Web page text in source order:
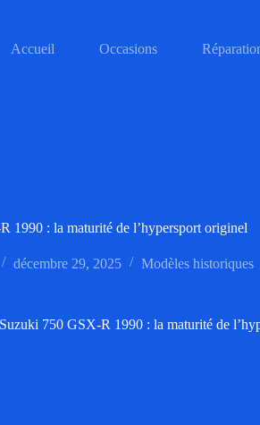
Accueil Occasions
1990 : la maturité de l’hypersport originel
décembre 29, 2025 Modèles historiques
Suzuki 750 GSX-R 1990 : la maturité de